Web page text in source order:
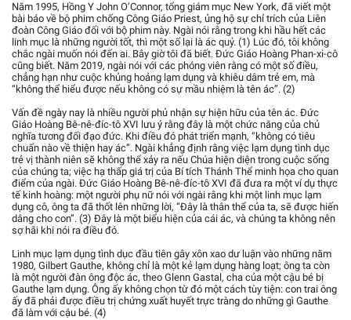
Năm 1995, Hồng Y John O’Connor, tổng giám mục New York, đã viết một
bài báo về bộ phim chống Công Giáo Priest, ủng hộ sự chỉ trích của Liên
đoàn Công Giáo đối với bộ phim này. Ngài nói rằng trong khi hầu hết các
linh mục là những người tốt, thì một số lại là ác quỷ. (1) Lúc đó, tôi không
chắc ngài muốn nói đến ai. Bây giờ tôi đã biết. Đức Giáo Hoàng Phan-xi-cô
cũng biết. Năm 2019, ngài nói với các phóng viên rằng có một số điều,
chẳng hạn như cuộc khủng hoảng lạm dụng và khiêu dâm trẻ em, mà
“không thể hiểu được nếu không có sự mầu nhiệm là tên ác”. (2)
Vấn đề ngày nay là nhiều người phủ nhận sự hiện hữu của tên ác. Đức
Giáo Hoàng Bê-nê-đíc-tô XVI lưu ý rằng đây là một chức năng của chủ
nghĩa tương đối đạo đức. Khi điều đó phát triển mạnh, “không có tiêu
chuẩn nào về thiện hay ác”. Ngài khẳng định rằng việc lạm dụng tình dục
trẻ vị thành niên sẽ không thể xảy ra nếu Chúa hiện diện trong cuộc sống
của chúng ta; việc hạ thấp giá trị của Bí tích Thánh Thể minh họa cho quan
điểm của ngài. Đức Giáo Hoàng Bê-nê-đíc-tô XVI đã đưa ra một ví dụ thực
tế kinh hoàng: một người phụ nữ nói với ngài rằng khi một linh mục lạm
dụng cô, ông ta đã thốt lên những lời, “Đây là thân thể của ta, sẽ được hiến
dâng cho con”. (3) Đây là một biểu hiện của cái ác, và chúng ta không nên
sợ hãi khi nói ra điều đó.
Linh mục lạm dụng tình dục đầu tiên gây xôn xao dư luận vào những năm
1980, Gilbert Gauthe, không chỉ là một kẻ lạm dụng hàng loạt; ông ta còn
là một người đàn ông độc ác, theo Glenn Gastal, cha của một cậu bé bị
Gauthe lạm dụng. Ông ấy không chọn từ đó một cách tùy tiện: con trai ông
ấy đã phải được điều trị chứng xuất huyết trực tràng do những gì Gauthe
đã làm với cậu bé. (4)